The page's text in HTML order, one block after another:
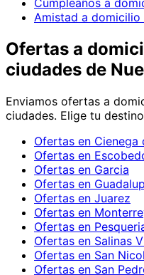
Cumpleaños a
Amistad a domicilio
Ofertas a
ciudades de
Enviamos ofertas a
ciudades. Elige tu
Ofertas en Cienega
Ofertas en
Ofertas en Garcia
Ofertas en
Ofertas en Juarez
Ofertas en
Ofertas en
Ofertas en Salinas
Ofertas en San
Ofertas en San